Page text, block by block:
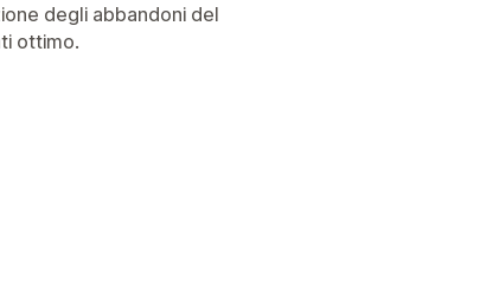
degli abbandoni del
ottimo.